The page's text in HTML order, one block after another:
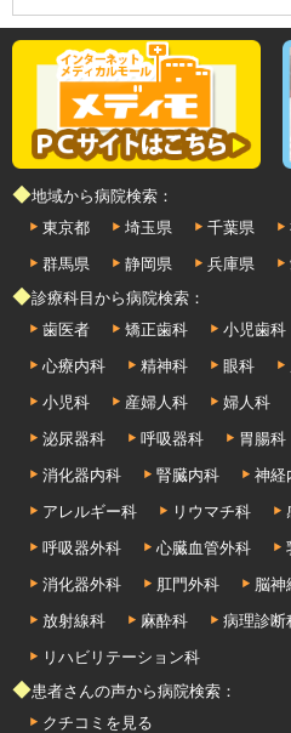
◆地域から病院検索：
東京都
埼玉県 千葉県
群馬県
静岡県 兵庫県
◆診療科目から病院検索：
歯医者
矯正歯科 小児歯科
心療内科
精神科 眼科
小児科
産婦人科 婦人科
泌尿器科
呼吸器科 胃腸科
消化器内科
腎臓内科 神経
アレルギー科
リウマチ科
呼吸器外科
心臓血管外科
消化器外科
肛門外科 脳神
放射線科
麻酔科 病理診断
リハビリテーション科
◆患者さんの声から病院検索：
クチコミを見る